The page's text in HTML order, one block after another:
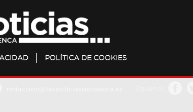
POLÍTICA DE COOKIES